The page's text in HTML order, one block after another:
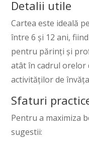
Detalii utile
Cartea este ideală
între 6 și 12 ani,
pentru părinți și
atât în cadrul orelor
activităților de
Sfaturi
Pentru a maximiza
sugestii: